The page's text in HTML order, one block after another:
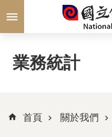
跳到主要內容區塊
業務統計
首頁 關於我們